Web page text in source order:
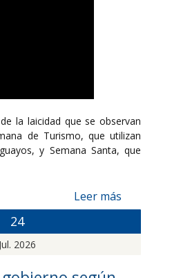
la laicidad que se observan
de Turismo, que utilizan
y Semana Santa, que
Leer más
24
Jul. 2026